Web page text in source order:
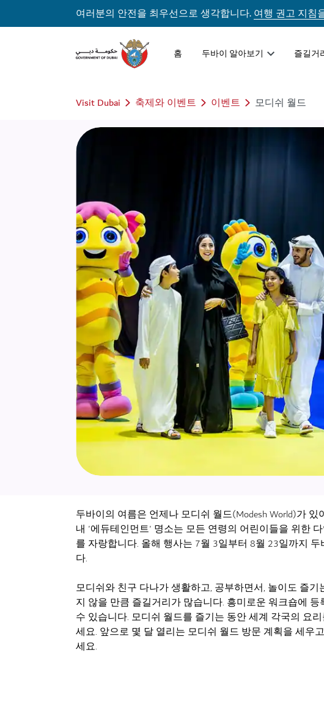
여러분의 안전을 최우선으로 생각합니다.여행 권고 지침
홈 두바이 알아보기 즐길거
Visit Dubai 축제와 이벤트 이벤트 모디쉬 월드
두바이의 여름은 언제나 모디쉬 월드(Modesh World)가
내 '에듀테인먼트' 명소는 모든 연령의 어린이들을 위한
를 자랑합니다. 올해 행사는 7월 3일부터 8월 23일까지
다.
모디쉬와 친구 다나가 생활하고, 공부하면서, 놀이도 즐
지 않을 만큼 즐길거리가 많습니다. 흥미로운 워크숍에
수 있습니다. 모디쉬 월드를 즐기는 동안 세계 각국의 요
세요. 앞으로 몇 달 열리는 모디쉬 월드 방문 계획을 세우
세요.